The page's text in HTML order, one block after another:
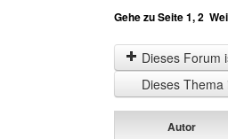
Gehe zu Seite1,2
Dieses Forum
Dieses
Autor